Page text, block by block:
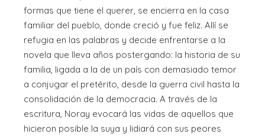
formas que tiene el querer, se encierra en la casa
familiar del pueblo, donde creció y fue feliz. Allí se
refugia en las palabras y decide enfrentarse a la
novela que lleva años postergando: la historia de su
familia, ligada a la de un país con demasiado temor
a conjugar el pretérito, desde la guerra civil hasta la
consolidación de la democracia. A través de la
escritura, Noray evocará las vidas de aquellos que
hicieron posible la suya y lidiará con sus peores